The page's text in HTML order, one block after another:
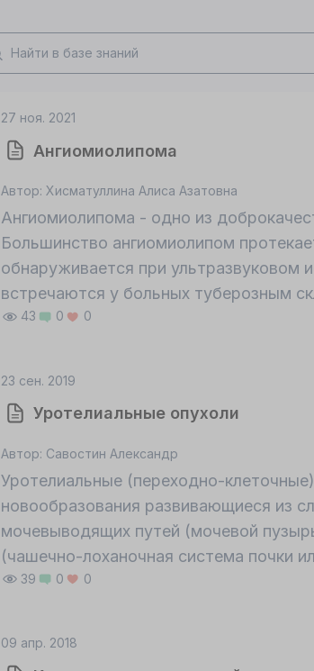
27 ноя. 2021
Ангиомиолипома
Автор: Хисматуллина Алиса Азатовна
Ангиомиолипома - одно из
Большинство ангиомиолипом
обнаруживается при ультразвуковом
встречаются у больных туберозным
43 0 0
23 сен. 2019
Уротелиальные опухоли
Автор: Савостин Александр
Уротелиальные (переходно-
новообразования развивающиеся из
мочевыводящих путей (мочевой
(чашечно-лоханочная система почки
мочевыводящих путей покрыта
(зонтичные клетки) крупные и
39 0 0
09 апр. 2018